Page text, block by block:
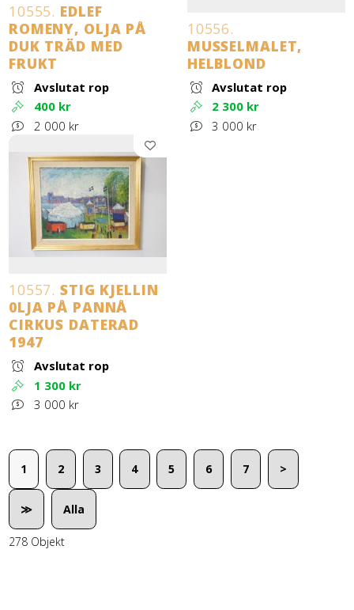
10555. EDLEF
ROMENY, OLJA PÅ
DUK TRÄD MED
FRUKT
Avslutat rop
400 kr
2 000 kr
10556.
MUSSELMALET,
HELBLOND
Avslutat rop
2 300 kr
3 000 kr
10557. STIG KJELLIN
0LJA PÅ PANNÅ
CIRKUS DATERAD
1947
Avslutat rop
1 300 kr
3 000 kr
1 2 3 4 5 6 7 >
≫ Alla
278 Objekt